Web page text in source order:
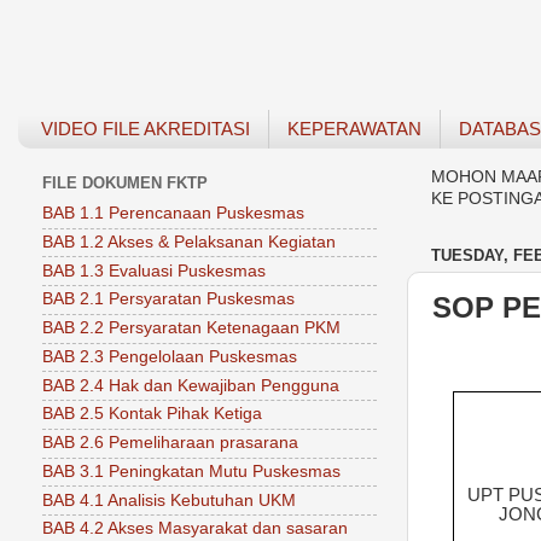
VIDEO FILE AKREDITASI KEPERAWATAN
MOHON
KE
TUESDAY,
SOP
UPT
FILE DOKUMEN FKTP
BAB 1.1 Perencanaan Puskesmas
BAB 1.2 Akses & Pelaksanan Kegiatan
BAB 1.3 Evaluasi Puskesmas
BAB 2.1 Persyaratan Puskesmas
BAB 2.2 Persyaratan Ketenagaan PKM
BAB 2.3 Pengelolaan Puskesmas
BAB 2.4 Hak dan Kewajiban Pengguna
BAB 2.5 Kontak Pihak Ketiga
BAB 2.6 Pemeliharaan prasarana
BAB 3.1 Peningkatan Mutu Puskesmas
BAB 4.1 Analisis Kebutuhan UKM
BAB 4.2 Akses Masyarakat dan sasaran